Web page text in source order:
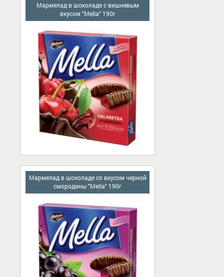
Мармелад в шоколаде с вишневым
вкусом "Mella" 190г
Мармелад в шоколаде сo вкусом черной
смородины "Mella" 190г